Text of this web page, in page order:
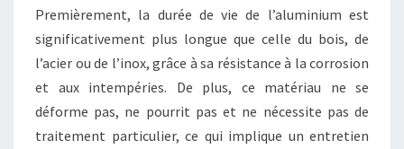
Premièrement, la durée de vie de l’aluminium est
significativement plus longue que celle du bois, de
l’acier ou de l’inox, grâce à sa résistance à la corrosion
et aux intempéries. De plus, ce matériau ne se
déforme pas, ne pourrit pas et ne nécessite pas de
traitement particulier, ce qui implique un entretien